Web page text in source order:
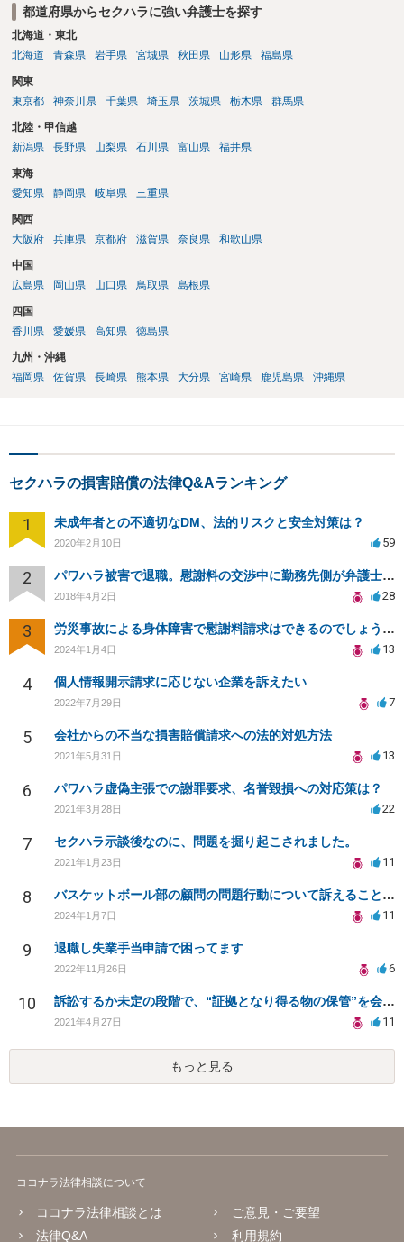
都道府県からセクハラに強い弁護士を探す
北海道・東北
北海道
青森県 岩手県 宮城県 秋田県 山形県 福島県
関東
東京都
神奈川県 千葉県 埼玉県 茨城県 栃木県 群馬県
北陸・甲信越
新潟県
長野県 山梨県 石川県 富山県 福井県
東海
愛知県
静岡県 岐阜県 三重県
関西
大阪府
兵庫県 京都府 滋賀県 奈良県 和歌山県
中国
広島県
岡山県 山口県 鳥取県 島根県
四国
香川県
愛媛県 高知県 徳島県
九州・沖縄
福岡県
佐賀県 長崎県 熊本県 大分県 宮崎県 鹿児島県 沖縄県
セクハラの損害賠償の法律Q&Aランキング
1 未成年者との不適切なDM、法的リスクと安全対策は？
2020年2月10日 59
2 パワハラ被害で退職。慰謝料の交渉中に勤務先側が弁護士を立ててきました
2018年4月2日 28
3 労災事故による身体障害で慰謝料請求はできるのでしょうか？
2024年1月4日 13
4 個人情報開示請求に応じない企業を訴えたい
2022年7月29日 7
5 会社からの不当な損害賠償請求への法的対処方法
2021年5月31日 13
6 パワハラ虚偽主張での謝罪要求、名誉毀損への対応策は？
2021年3月28日 22
7 セクハラ示談後なのに、問題を掘り起こされました。
2021年1月23日 11
8 バスケットボール部の顧問の問題行動について訴えることは可能でしょうか？
2024年1月7日 11
9 退職し失業手当申請で困ってます
2022年11月26日 6
10 訴訟するか未定の段階で、“証拠となり得る物の保管”を会社に応じてもらえる方法は在りますか?
2021年4月27日 11
もっと見る
ココナラ法律相談について
ココナラ法律相談とは
法律Q&A
ご意見・ご要望
利用規約